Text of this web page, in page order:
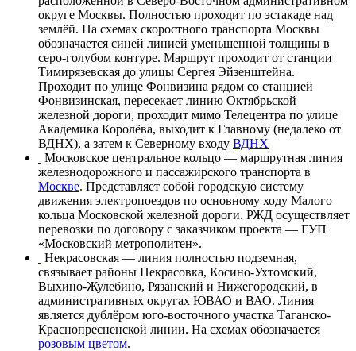
округе Москвы. Полностью проходит по эстакаде над
землёй. На схемах скоростного транспорта Москвы
обозначается синей линией уменьшенной толщины в
серо-голубом контуре. Маршрут проходит от станции
Тимирязевская до улицы Сергея Эйзенштейна.
Проходит по улице Фонвизина рядом со станцией
Фонвизинская, пересекает линию Октябрьской
железной дороги, проходит мимо Телецентра по улице
Академика Королёва, выходит к Главному (недалеко от
ВДНХ), а затем к Северному входу ВДНХ
Московское центральное кольцо — маршрутная линия
железнодорожного и пассажирского транспорта в
Москве. Представляет собой городскую систему
движения электропоездов по основному ходу Малого
кольца Московской железной дороги. РЖД осуществляет
перевозки по договору с заказчиком проекта — ГУП
«Московский метрополитен».
Некрасовская — линия полностью подземная,
связывает районы Некрасовка, Косино-Ухтомский,
Выхино-Жулебино, Рязанский и Нижегородский, в
административных округах ЮВАО и ВАО. Линия
является дублёром юго-восточного участка Таганско-
Краснопресненской линии. На схемах обозначается
розовым цветом.